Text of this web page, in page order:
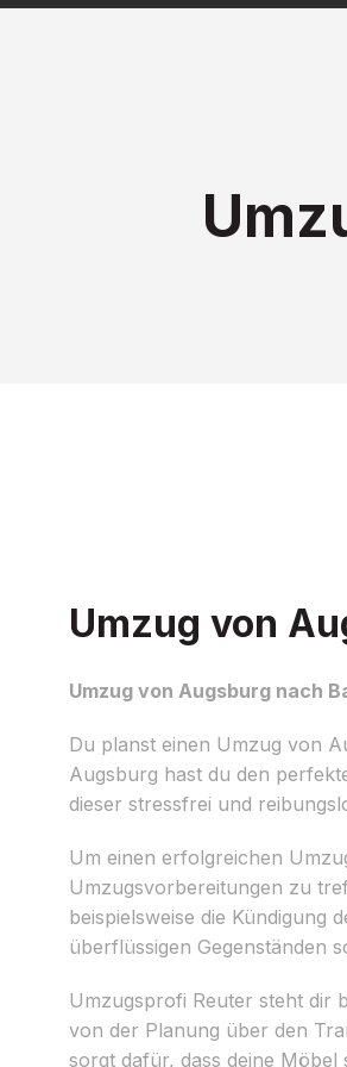
Umzug von
Umzug von Augsburg nach
Du planst einen Umzug von
Augsburg hast du den
dieser stressfrei und
Um einen erfolgreichen
Umzugsvorbereitungen zu
beispielsweise die Kündigung
überflüssigen Gegenständen
Umzugsprofi Reuter steht dir
von der Planung über den
sorgt dafür, dass deine